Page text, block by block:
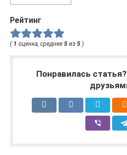
Рейтинг
( 1 оценка, среднее 5 из 5 )
Понравилась